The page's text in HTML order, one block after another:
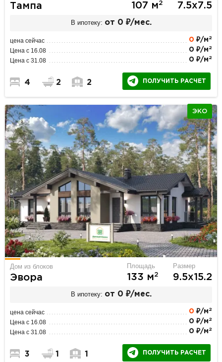
Тампа 107 м2 7.5х7.5
В ипотеку: от 0 ₽/мес.
цена сейчас 0 ₽/м 2
Цена с 16.08 0 ₽/м 2
Цена с 31.08 0 ₽/м 2
4 2 2 ПОЛУЧИТЬ РАСЧЕТ
ЭКО
Дом из блоков
Эвора
Площадь
133 м2
Размер
9.5х15.2
В ипотеку: от 0 ₽/мес.
цена сейчас 0 ₽/м 2
Цена с 16.08 0 ₽/м 2
Цена с 31.08 0 ₽/м 2
3 1 1 ПОЛУЧИТЬ РАСЧЕТ